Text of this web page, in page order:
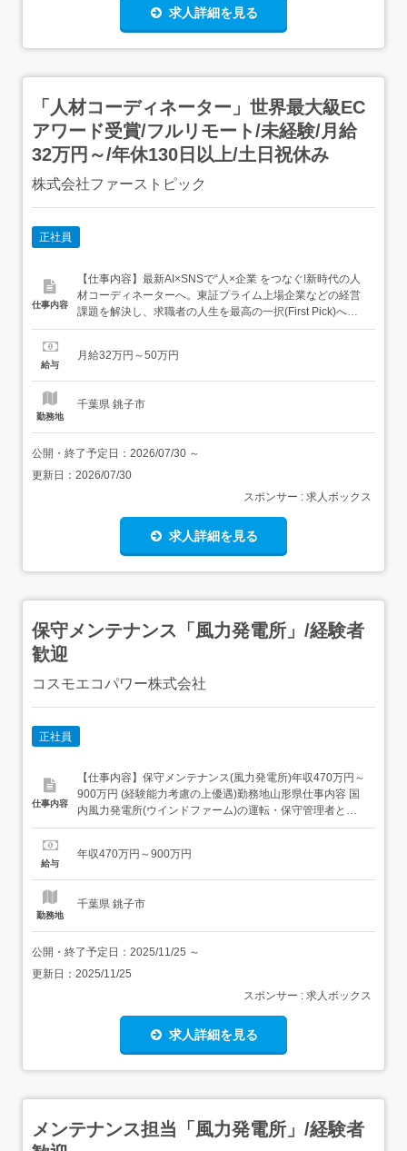
求人詳細を見る
「人材コーディネーター」世界最大級EC
アワード受賞/フルリモート/未経験/月給
32万円～/年休130日以上/土日祝休み
株式会社ファーストピック
正社員
仕事内容
【仕事内容】最新AI×SNSで“人×企業 をつなぐ!新時代の人
材コーディネーターへ。東証プライム上場企業などの経営
課題を解決し、求職者の人生を最高の一択(First Pick)へと
導く、非常にクリエイティブで市場価値の高いポジション
生モノのキャリアを築きませんか?< 具体的な業務内容 >・
給与
月給32万円～50万円
勤務地
千葉県 銚子市
公開・終了予定日： 2026/07/30 ～
更新日： 2026/07/30
スポンサー : 求人ボックス
求人詳細を見る
保守メンテナンス「風力発電所」/経験者
歓迎
コスモエコパワー株式会社
正社員
仕事内容
【仕事内容】保守メンテナンス(風力発電所)年収470万円～
900万円 (経験能力考慮の上優遇)勤務地山形県仕事内容 国
内風力発電所(ウインドファーム)の運転・保守管理者とし
て業務に携わっていただきます。本社にて研修を行ってい
については本社HPをご確認ください。参考URL: <具体的
給与
年収470万円～900万円
勤務地
千葉県 銚子市
公開・終了予定日： 2025/11/25 ～
更新日： 2025/11/25
スポンサー : 求人ボックス
求人詳細を見る
メンテナンス担当「風力発電所」/経験者